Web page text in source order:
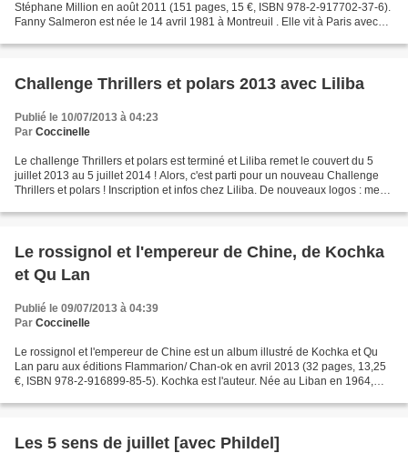
Stéphane Million en août 2011 (151 pages, 15 €, ISBN 978-2-917702-37-6).
Fanny Salmeron est née le 14 avril 1981 à Montreuil . Elle vit à Paris avec
Challenge Thrillers et polars 2013 avec Liliba
Publié le 10/07/2013 à 04:23
Par Coccinelle
Le challenge Thrillers et polars est terminé et Liliba remet le couvert du 5
juillet 2013 au 5 juillet 2014 ! Alors, c'est parti pour un nouveau Challenge
Thrillers et polars ! Inscription et infos chez Liliba. De nouveaux logos : mes
Le rossignol et l'empereur de Chine, de Kochka
et Qu Lan
Publié le 09/07/2013 à 04:39
Par Coccinelle
Le rossignol et l'empereur de Chine est un album illustré de Kochka et Qu
Lan paru aux éditions Flammarion/ Chan-ok en avril 2013 (32 pages, 13,25
€, ISBN 978-2-916899-85-5). Kochka est l'auteur. Née au Liban en 1964,
Les 5 sens de juillet [avec Phildel]